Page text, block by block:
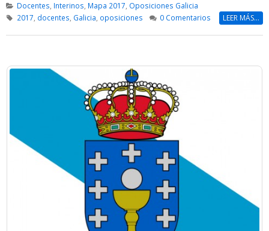
Docentes, Interinos, Mapa 2017, Oposiciones Galicia
2017, docentes, Galicia, oposiciones 0 Comentarios LEER MÁS...